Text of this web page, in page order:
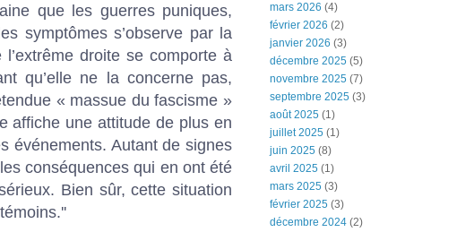
que les guerres puniques,
symptômes s’observe par la
droite se comporte à
qu’elle ne la concerne pas,
« massue du fascisme »
affiche une attitude de plus en
événements. Autant de signes
conséquences qui en ont été
Bien sûr, cette situation
mars 2026 (4)
février 2026 (2)
janvier 2026 (3)
décembre 2025 (5)
novembre 2025 (7)
septembre 2025 (3)
août 2025 (1)
juillet 2025 (1)
juin 2025 (8)
avril 2025 (1)
mars 2025 (3)
février 2025 (3)
décembre 2024 (2)